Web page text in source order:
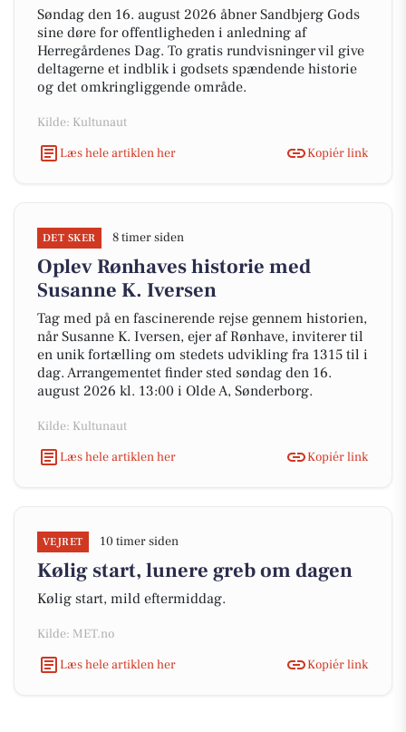
Søndag den 16. august 2026 åbner Sandbjerg Gods
sine døre for offentligheden i anledning af
Herregårdenes Dag. To gratis rundvisninger vil give
deltagerne et indblik i godsets spændende historie
og det omkringliggende område.
Kilde: Kultunaut
Læs hele artiklen her
Kopiér link
DET SKER 8 timer siden
Oplev Rønhaves historie med
Susanne K. Iversen
Tag med på en fascinerende rejse gennem historien,
når Susanne K. Iversen, ejer af Rønhave, inviterer til
en unik fortælling om stedets udvikling fra 1315 til i
dag. Arrangementet finder sted søndag den 16.
august 2026 kl. 13:00 i Olde A, Sønderborg.
Kilde: Kultunaut
Læs hele artiklen her
Kopiér link
VEJRET 10 timer siden
Kølig start, lunere greb om dagen
Kølig start, mild eftermiddag.
Kilde: MET.no
Læs hele artiklen her
Kopiér link